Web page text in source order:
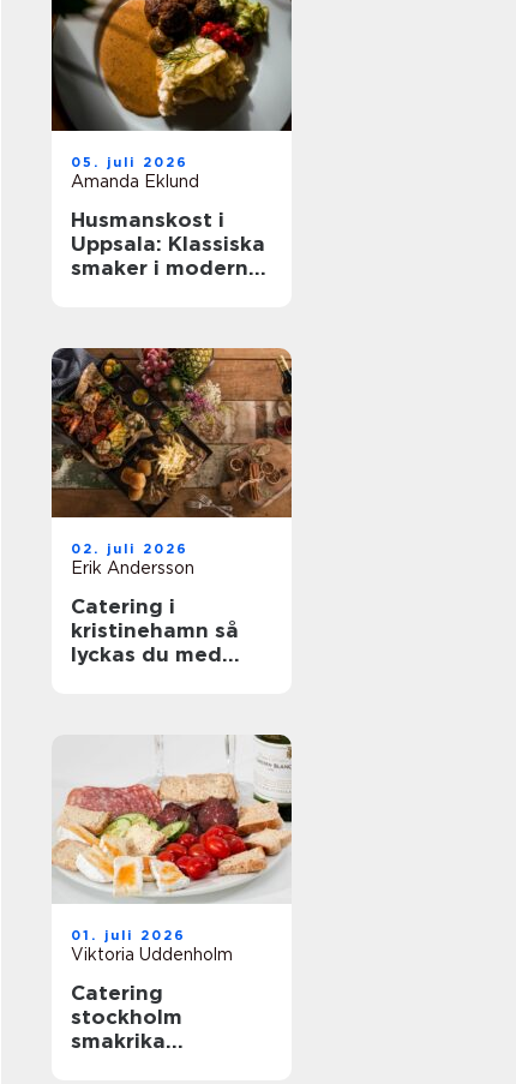
05. juli 2026
Amanda Eklund
Husmanskost i
Uppsala: Klassiska
smaker i modern
02. juli 2026
Erik Andersson
Catering i
kristinehamn så
lyckas du med
01. juli 2026
Viktoria Uddenholm
Catering
stockholm
smakrika